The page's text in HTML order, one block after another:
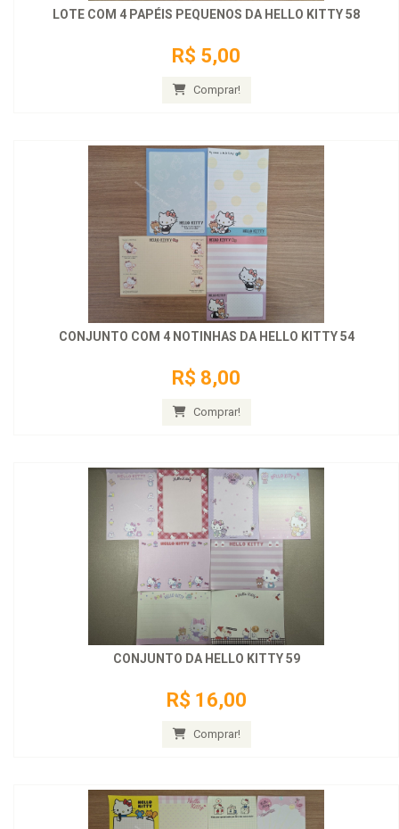
LOTE COM 4 PAPÉIS PEQUENOS DA HELLO KITTY 58
R$ 5,00
Comprar!
CONJUNTO COM 4 NOTINHAS DA HELLO KITTY 54
R$ 8,00
Comprar!
CONJUNTO DA HELLO KITTY 59
R$ 16,00
Comprar!